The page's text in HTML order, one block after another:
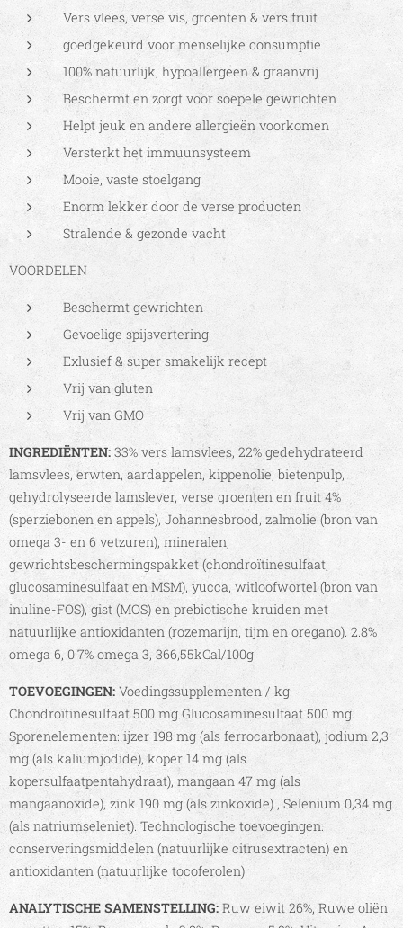
Vers vlees, verse vis, groenten & vers fruit
goedgekeurd voor menselijke consumptie
100% natuurlijk, hypoallergeen & graanvrij
Beschermt en zorgt voor soepele gewrichten
Helpt jeuk en andere allergieën voorkomen
Versterkt het immuunsysteem
Mooie, vaste stoelgang
Enorm lekker door de verse producten
Stralende & gezonde vacht
VOORDELEN
Beschermt gewrichten
Gevoelige spijsvertering
Exlusief & super smakelijk recept
Vrij van gluten
Vrij van GMO
INGREDIËNTEN: 33% vers lamsvlees, 22% gedehydrateerd
lamsvlees, erwten, aardappelen, kippenolie, bietenpulp,
gehydrolyseerde lamslever, verse groenten en fruit 4%
(sperziebonen en appels), Johannesbrood, zalmolie (bron van
omega 3- en 6 vetzuren), mineralen,
gewrichtsbeschermingspakket (chondroïtinesulfaat,
glucosaminesulfaat en MSM), yucca, witloofwortel (bron van
inuline-FOS), gist (MOS) en prebiotische kruiden met
natuurlijke antioxidanten (rozemarijn, tijm en oregano). 2.8%
omega 6, 0.7% omega 3, 366,55kCal/100g
TOEVOEGINGEN: Voedingssupplementen / kg:
Chondroïtinesulfaat 500 mg Glucosaminesulfaat 500 mg.
Sporenelementen: ijzer 198 mg (als ferrocarbonaat), jodium 2,3
mg (als kaliumjodide), koper 14 mg (als
kopersulfaatpentahydraat), mangaan 47 mg (als
mangaanoxide), zink 190 mg (als zinkoxide) , Selenium 0,34 mg
(als natriumseleniet). Technologische toevoegingen:
conserveringsmiddelen (natuurlijke citrusextracten) en
antioxidanten (natuurlijke tocoferolen).
ANALYTISCHE SAMENSTELLING: Ruw eiwit 26%, Ruwe oliën